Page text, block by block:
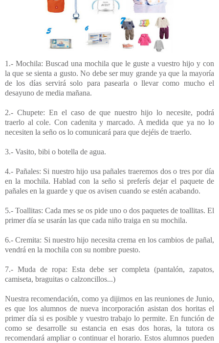
1.- Mochila: Buscad una mochila que le guste a vuestro hijo y con
la que se sienta a gusto. No debe ser muy grande ya que la mayoría
de los días servirá solo para pasearla o llevar como mucho el
desayuno de media mañana.
2.- Chupete: En el caso de que nuestro hijo lo necesite, podrá
traerlo al cole. Con cadenita y marcado. A medida que ya no lo
necesiten la seño os lo comunicará para que dejéis de traerlo.
3.- Vasito, bibi o botella de agua.
4.- Pañales: Si nuestro hijo usa pañales traeremos dos o tres por día
en la mochila. Hablad con la seño si preferís dejar el paquete de
pañales en la guarde y que os avisen cuando se estén acabando.
5.- Toallitas: Cada mes se os pide uno o dos paquetes de toallitas. El
primer día se usarán las que cada niño traiga en su mochila.
6.- Cremita: Si nuestro hijo necesita crema en los cambios de pañal,
vendrá en la mochila con su nombre puesto.
7.- Muda de ropa: Esta debe ser completa (pantalón, zapatos,
camiseta, braguitas o calzoncillos...)
Nuestra recomendación, como ya dijimos en las reuniones de Junio,
es que los alumnos de nueva incorporación asistan dos horitas el
primer día si es posible y vuestro trabajo lo permite. En función de
como se desarrolle su estancia en esas dos horas, la tutora os
recomendará ampliar o continuar el horario. Estos alumnos pueden